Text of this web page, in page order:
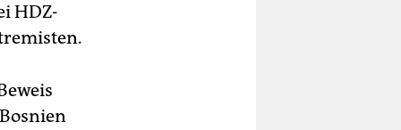
HDZ-